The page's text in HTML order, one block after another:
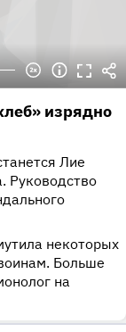
изрядно
Лие
Руководство
некоторых
Больше
на